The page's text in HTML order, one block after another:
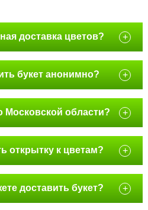
доставка цветов? +
букет анонимно? +
Московской области? +
открытку к цветам? +
доставить букет? +